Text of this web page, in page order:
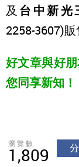
及 台中新光
2258-3607)販
好文章與好
您同享新知！
瀏覽數
1,809